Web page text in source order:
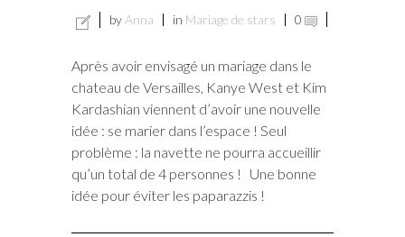
by Anna in Mariage de stars 0
Après avoir envisagé un mariage dans le
chateau de Versailles, Kanye West et Kim
Kardashian viennent d’avoir une nouvelle
idée : se marier dans l’espace ! Seul
problème : la navette ne pourra accueillir
qu’un total de 4 personnes ! Une bonne
idée pour éviter les paparazzis !